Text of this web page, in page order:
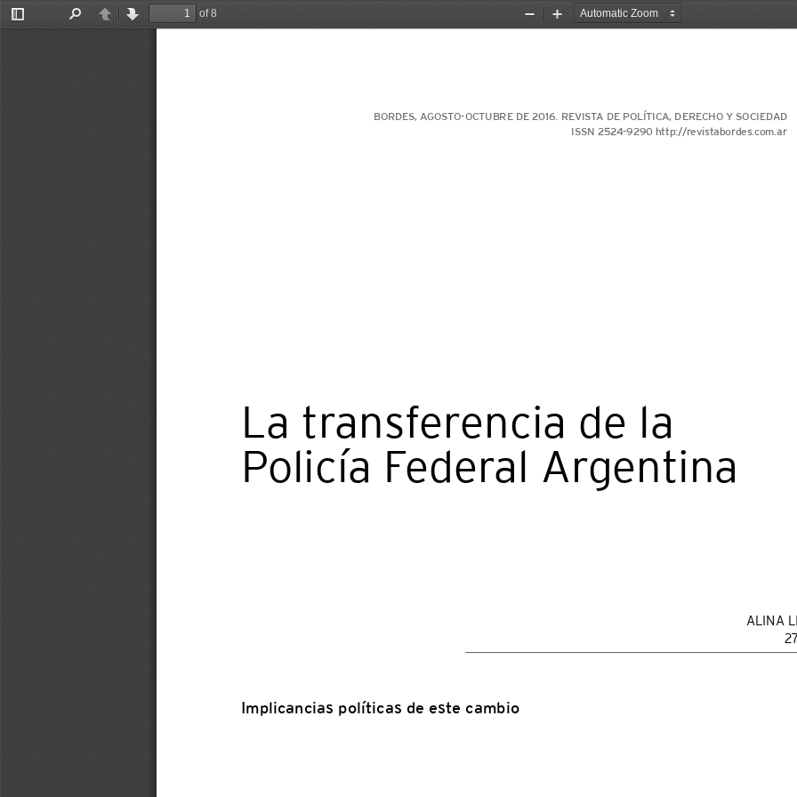
Toggle
PreviousNext
of 8
Zoom
Zoom
ALINA
BORDES, AGOSTO-OCTUBRE DE 2016. REVISTA DE POLÍTICA, DERECHO Y SOCIEDAD
ISSN 2524-9290 http://revistabordes.com.ar
La transferencia de la
Policía Federal Argentina
Implicancias políticas de este cambio